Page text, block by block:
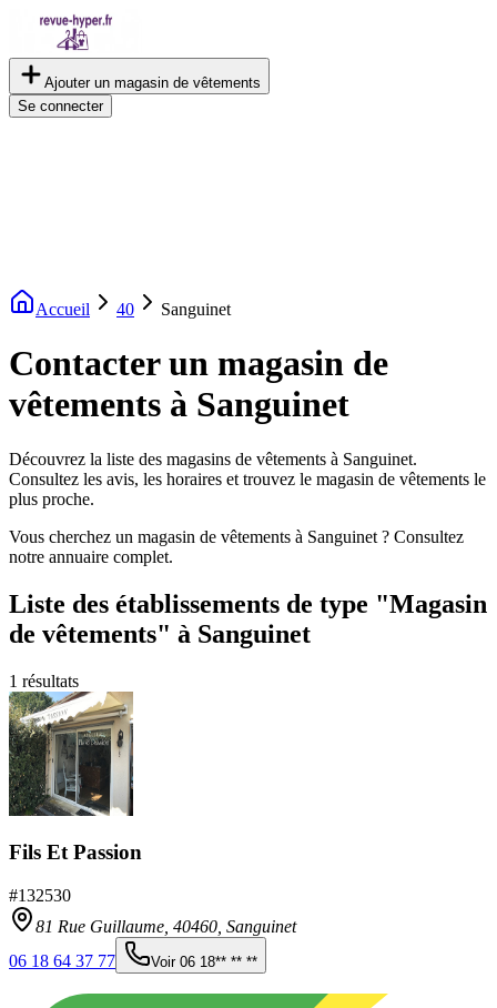
Ajouter un magasin de vêtements
Se connecter
Accueil 40 Sanguinet
Contacter un magasin de
vêtements à Sanguinet
Découvrez la liste des magasins de vêtements à Sanguinet.
Consultez les avis, les horaires et trouvez le magasin de vêtements le
plus proche.
Vous cherchez un magasin de vêtements à Sanguinet ? Consultez
notre annuaire complet.
Liste des établissements de type "Magasin
de vêtements" à Sanguinet
1 résultats
Fils Et Passion
#132530
81 Rue Guillaume, 40460 Sanguinet
06 18 64 37 77
Voir 06 18** ** **